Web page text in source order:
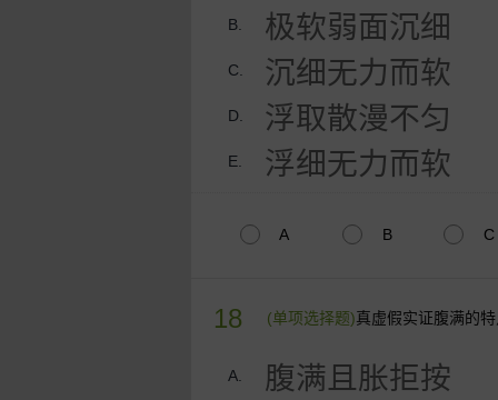
B. 极软弱面沉细
C. 沉细无力而软
D. 浮取散漫不匀
E. 浮细无力而软
A B C
18 (单项选择题)真虚假实证腹满的
A. 腹满且胀拒按